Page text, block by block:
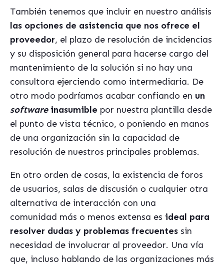
También tenemos que incluir en nuestro análisis
las opciones de asistencia que nos ofrece el
proveedor, el plazo de resolución de incidencias
y su disposición general para hacerse cargo del
mantenimiento de la solución si no hay una
consultora ejerciendo como intermediaria. De
otro modo podríamos acabar confiando en un
software inasumible por nuestra plantilla desde
el punto de vista técnico, o poniendo en manos
de una organización sin la capacidad de
resolución de nuestros principales problemas.
En otro orden de cosas, la existencia de foros
de usuarios, salas de discusión o cualquier otra
alternativa de interacción con una
comunidad más o menos extensa es ideal para
resolver dudas y problemas frecuentes sin
necesidad de involucrar al proveedor. Una vía
que, incluso hablando de las organizaciones más